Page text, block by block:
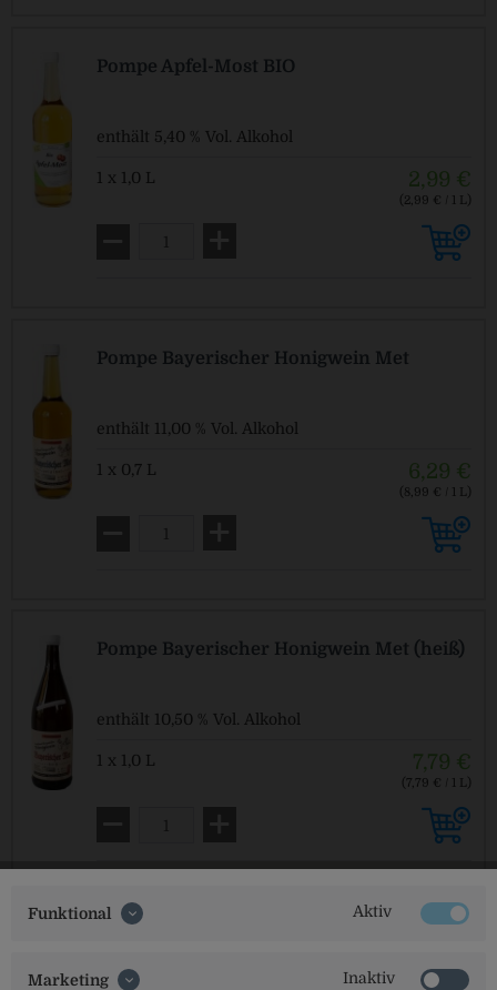
Pompe Apfel-Most BIO
enthält 5,40 % Vol. Alkohol
1 x 1,0 L 2,99 €
(2,99 € / 1 L)
Pompe Bayerischer Honigwein Met
enthält 11,00 % Vol. Alkohol
1 x 0,7 L 6,29 €
(8,99 € / 1 L)
Pompe Bayerischer Honigwein Met (heiß)
enthält 10,50 % Vol. Alkohol
1 x 1,0 L 7,79 €
(7,79 € / 1 L)
Funktional Aktiv
Marketing Inaktiv